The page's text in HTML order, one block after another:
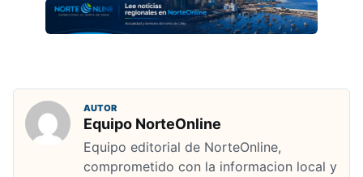
AUTOR
Equipo NorteOnline
Equipo editorial de NorteOnline,
comprometido con la informacion local y